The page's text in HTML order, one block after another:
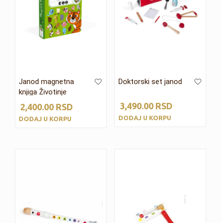
Janod magnetna
knjiga Životinje
2,400.00 RSD
DODAJ U KORPU
Doktorski set janod
3,490.00RSD
DODAJ U KORPU